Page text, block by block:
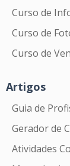
Curso de
Curso de
Curso de
Artigos
Guia de
Gerador de
Atividades